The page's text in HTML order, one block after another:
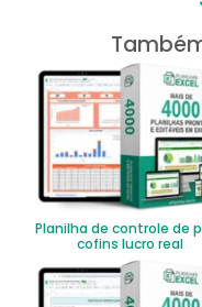
Planilha de controle de
cofins lucro real